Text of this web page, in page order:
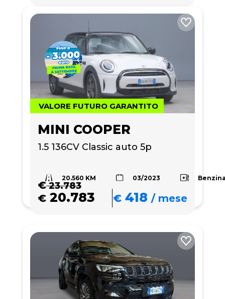
VALORE FUTURO GARANTITO
MINI COOPER
1.5 136CV Classic auto 5p
20.560 KM 03/2023
€23.783
€ 20.783 € 418 /mese